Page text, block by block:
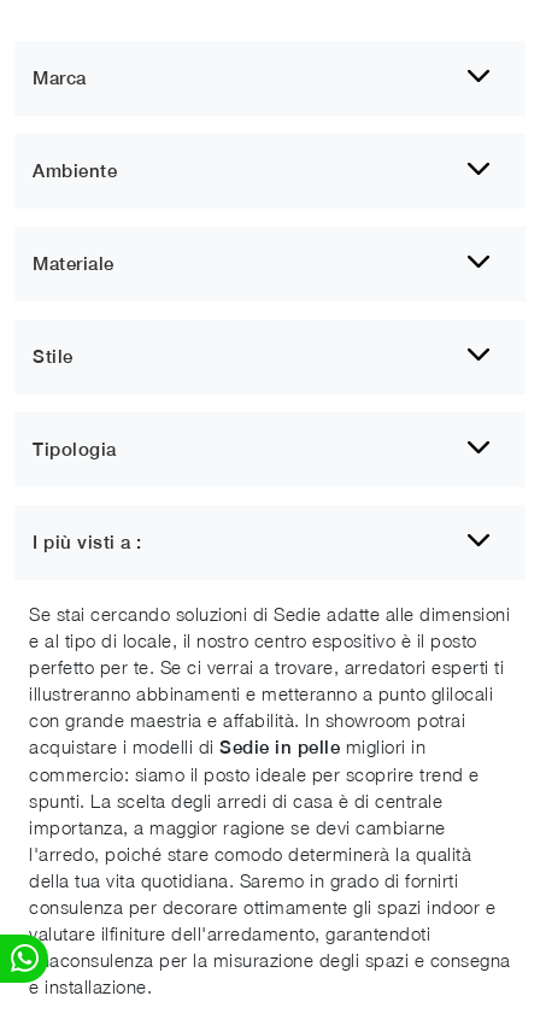
Marca
Ambiente
Materiale
Stile
Tipologia
I più visti a :
Se stai cercando soluzioni di Sedie adatte alle dimensioni
e al tipo di locale, il nostro centro espositivo è il posto
perfetto per te. Se ci verrai a trovare, arredatori esperti ti
illustreranno abbinamenti e metteranno a punto glilocali
con grande maestria e affabilità. In showroom potrai
acquistare i modelli di Sedie in pelle migliori in
commercio: siamo il posto ideale per scoprire trend e
spunti. La scelta degli arredi di casa è di centrale
importanza, a maggior ragione se devi cambiarne
l'arredo, poiché stare comodo determinerà la qualità
della tua vita quotidiana. Saremo in grado di fornirti
consulenza per decorare ottimamente gli spazi indoor e
valutare ilfiniture dell'arredamento, garantendoti
unaconsulenza per la misurazione degli spazi e consegna
e installazione.